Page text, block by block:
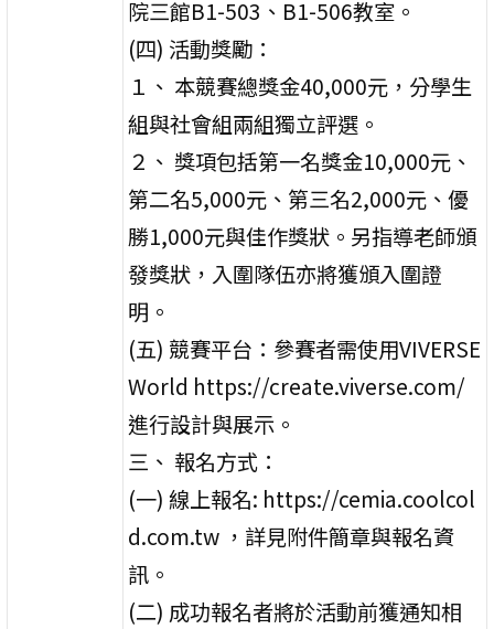
院三館B1-503、B1-506教室。
(四) 活動獎勵：
１、 本競賽總獎金40,000元，分學生
組與社會組兩組獨立評選。
２、 獎項包括第一名獎金10,000元、
第二名5,000元、第三名2,000元、優
勝1,000元與佳作獎狀。另指導老師頒
發獎狀，入圍隊伍亦將獲頒入圍證
明。
(五) 競賽平台：參賽者需使用VIVERSE
World https://create.viverse.com/
進行設計與展示。
三、 報名方式：
(一) 線上報名: https://cemia.coolcol
d.com.tw ，詳見附件簡章與報名資
訊。
(二) 成功報名者將於活動前獲通知相